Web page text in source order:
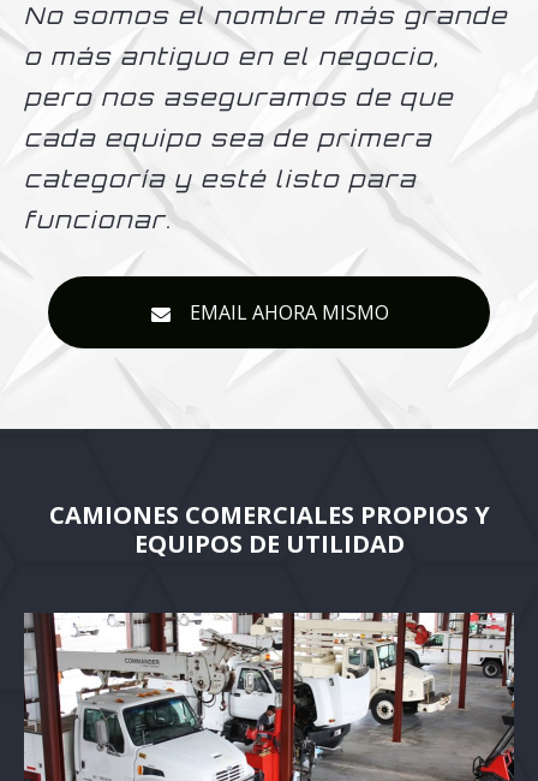
No somos el nombre más grande
o más antiguo en el negocio,
pero nos aseguramos de que
cada equipo sea de primera
categoría y esté listo para
funcionar.
EMAIL AHORA MISMO
CAMIONES COMERCIALES PROPIOS Y
EQUIPOS DE UTILIDAD